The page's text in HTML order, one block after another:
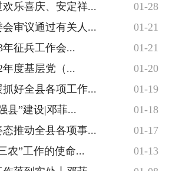
乐喜庆、安定祥...
01-28
审议通过有关人...
01-21
年征兵工作会...
01-21
年度基层党（...
01-20
好全县各项工作...
01-19
县”建设|邓菲...
01-18
态推动全县各项事...
01-17
农”工作的使命...
01-13